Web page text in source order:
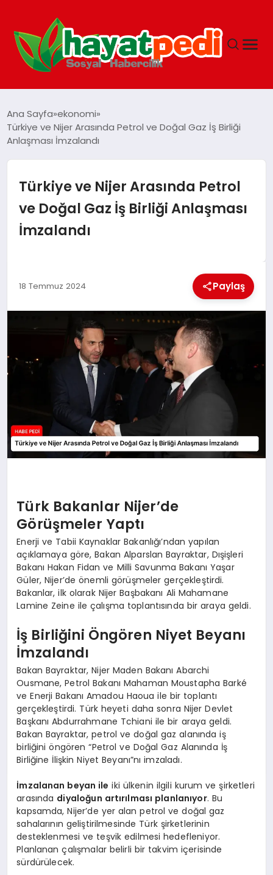
YAŞAM
GUNCEL
SAĞLIK
BESLENME
EKONOMI
Ana Sayfa ekonomi
Türkiye ve Nijer Arasında Petrol ve Doğal Gaz İş Birliği
Anlaşması İmzalandı
Türkiye ve Nijer Arasında Petrol
ve Doğal Gaz İş Birliği Anlaşması
İmzalandı
18 Temmuz 2024 Paylaş
Türk Bakanlar Nijer’de
Görüşmeler Yaptı
Enerji ve Tabii Kaynaklar Bakanlığı’ndan yapılan
açıklamaya göre, Bakan Alparslan Bayraktar, Dışişleri
Bakanı Hakan Fidan ve Milli Savunma Bakanı Yaşar
Güler, Nijer’de önemli görüşmeler gerçekleştirdi.
Bakanlar, ilk olarak Nijer Başbakanı Ali Mahamane
Lamine Zeine ile çalışma toplantısında bir araya geldi.
İş Birliğini Öngören Niyet Beyanı
İmzalandı
Bakan Bayraktar, Nijer Maden Bakanı Abarchi
Ousmane, Petrol Bakanı Mahaman Moustapha Barké
ve Enerji Bakanı Amadou Haoua ile bir toplantı
gerçekleştirdi. Türk heyeti daha sonra Nijer Devlet
Başkanı Abdurrahmane Tchiani ile bir araya geldi.
Bakan Bayraktar, petrol ve doğal gaz alanında iş
birliğini öngören “Petrol ve Doğal Gaz Alanında İş
Birliğine İlişkin Niyet Beyanı”nı imzaladı.
İmzalanan beyan ile iki ülkenin ilgili kurum ve şirketleri
arasında diyaloğun artırılması planlanıyor. Bu
kapsamda, Nijer’de yer alan petrol ve doğal gaz
sahalarının geliştirilmesinde Türk şirketlerinin
desteklenmesi ve teşvik edilmesi hedefleniyor.
Planlanan çalışmalar belirli bir takvim içerisinde
sürdürülecek.